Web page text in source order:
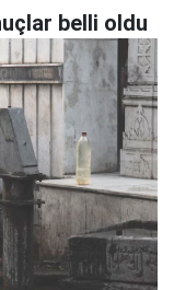
belli oldu